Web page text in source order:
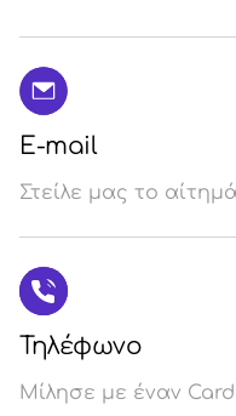
E-mail
Στείλε μας το
Τηλέφωνο
Μίλησε με έναν